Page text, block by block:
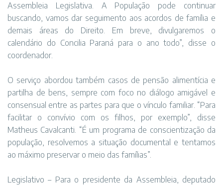
Assembleia Legislativa. A População pode continuar
buscando, vamos dar seguimento aos acordos de família e
demais áreas do Direito. Em breve, divulgaremos o
calendário do Concilia Paraná para o ano todo”, disse o
coordenador.
O serviço abordou também casos de pensão alimentícia e
partilha de bens, sempre com foco no diálogo amigável e
consensual entre as partes para que o vínculo familiar. “Para
facilitar o convívio com os filhos, por exemplo”, disse
Matheus Cavalcanti. “É um programa de conscientização da
população, resolvemos a situação documental e tentamos
ao máximo preservar o meio das famílias”.
Legislativo – Para o presidente da Assembleia, deputado